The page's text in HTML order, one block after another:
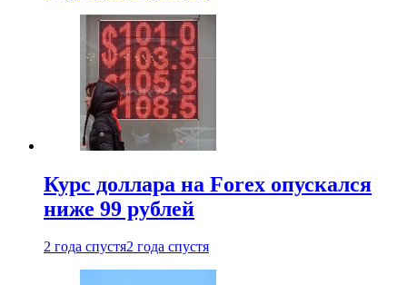
Курс доллара на Forex опускался
ниже 99 рублей
2 года спустя2 года спустя